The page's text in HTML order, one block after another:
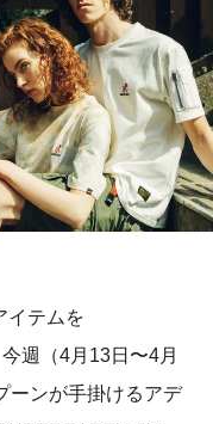
イテムを
週（4月13日〜4月
ーンが手掛けるアデ